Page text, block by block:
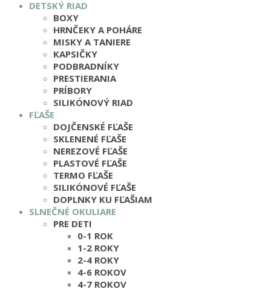
DETSKÝ RIAD
BOXY
HRNČEKY A POHÁRE
MISKY A TANIERE
KAPSIČKY
PODBRADNÍKY
PRESTIERANIA
PRÍBORY
SILIKÓNOVÝ RIAD
FĽAŠE
DOJČENSKÉ FĽAŠE
SKLENENÉ FĽAŠE
NEREZOVÉ FĽAŠE
PLASTOVÉ FĽAŠE
TERMO FĽAŠE
SILIKÓNOVÉ FĽAŠE
DOPLNKY KU FĽAŠIAM
SLNEČNÉ OKULIARE
PRE DETI
0-1 ROK
1-2 ROKY
2-4 ROKY
4-6 ROKOV
4-7 ROKOV